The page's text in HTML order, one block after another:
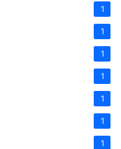
1
1
1
1
1
1
1